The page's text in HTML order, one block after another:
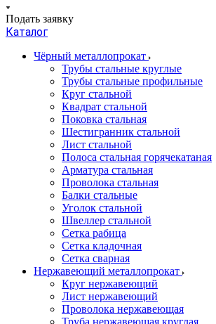
Подать заявку
Каталог
Чёрный металлопрокат
Трубы стальные круглые
Трубы стальные профильные
Круг стальной
Квадрат стальной
Поковка стальная
Шестигранник стальной
Лист стальной
Полоса стальная горячекатаная
Арматура стальная
Проволока стальная
Балки стальные
Уголок стальной
Швеллер стальной
Сетка рабица
Сетка кладочная
Сетка сварная
Нержавеющий металлопрокат
Круг нержавеющий
Лист нержавеющий
Проволока нержавеющая
Труба нержавеющая круглая